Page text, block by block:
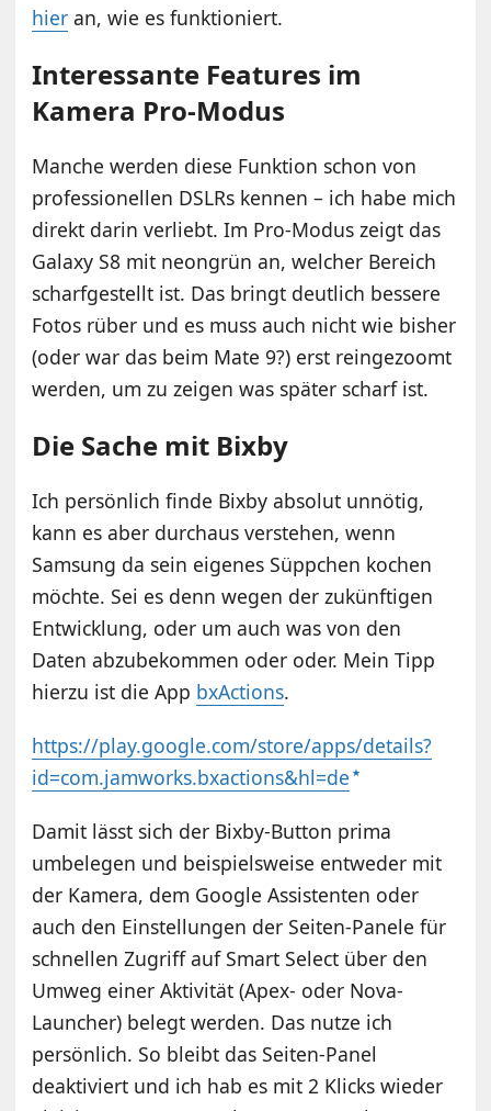
hier an, wie es funktioniert.
Interessante Features im
Kamera Pro-Modus
Manche werden diese Funktion schon von
professionellen DSLRs kennen – ich habe mich
direkt darin verliebt. Im Pro-Modus zeigt das
Galaxy S8 mit neongrün an, welcher Bereich
scharfgestellt ist. Das bringt deutlich bessere
Fotos rüber und es muss auch nicht wie bisher
(oder war das beim Mate 9?) erst reingezoomt
werden, um zu zeigen was später scharf ist.
Die Sache mit Bixby
Ich persönlich finde Bixby absolut unnötig,
kann es aber durchaus verstehen, wenn
Samsung da sein eigenes Süppchen kochen
möchte. Sei es denn wegen der zukünftigen
Entwicklung, oder um auch was von den
Daten abzubekommen oder oder. Mein Tipp
hierzu ist die App bxActions.
https://play.google.com/store/apps/details?
id=com.jamworks.bxactions&hl=de
Damit lässt sich der Bixby-Button prima
umbelegen und beispielsweise entweder mit
der Kamera, dem Google Assistenten oder
auch den Einstellungen der Seiten-Panele für
schnellen Zugriff auf Smart Select über den
Umweg einer Aktivität (Apex- oder Nova-
Launcher) belegt werden. Das nutze ich
persönlich. So bleibt das Seiten-Panel
deaktiviert und ich hab es mit 2 Klicks wieder